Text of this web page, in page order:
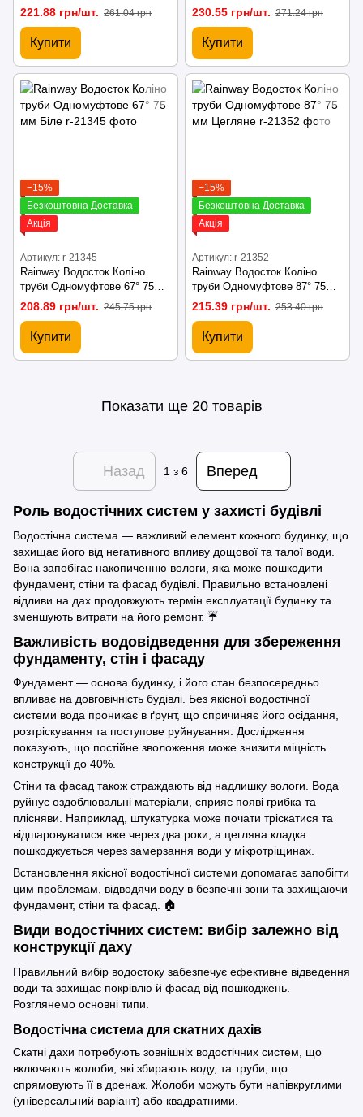
Червоне
221.88 грн/шт. 261.04 грн
Купити
Коричневе
230.55 грн/шт. 271.24 грн
Купити
−15%
Безкоштовна Доставка
Акція
Артикул: r-21345
Rainway Водосток Коліно
труби Одномуфтове 67° 75
мм Біле
208.89 грн/шт. 245.75 грн
Купити
−15%
Безкоштовна Доставка
Акція
Артикул: r-21352
Rainway Водосток Коліно
труби Одномуфтове 87° 75
мм Цегляне
215.39 грн/шт. 253.40 грн
Купити
Показати ще 20 товарів
Назад 1з 6 Вперед
Роль водостічних систем у захисті будівлі
Водостічна система — важливий елемент кожного будинку, що
захищає його від негативного впливу дощової та талої води.
Вона запобігає накопиченню вологи, яка може пошкодити
фундамент, стіни та фасад будівлі. Правильно встановлені
відливи на дах продовжують термін експлуатації будинку та
зменшують витрати на його ремонт. ☔
Важливість водовідведення для збереження
фундаменту, стін і фасаду
Фундамент — основа будинку, і його стан безпосередньо
впливає на довговічність будівлі. Без якісної водостічної
системи вода проникає в ґрунт, що спричиняє його осідання,
розтріскування та поступове руйнування. Дослідження
показують, що постійне зволоження може знизити міцність
конструкції до 40%.
Стіни та фасад також страждають від надлишку вологи. Вода
руйнує оздоблювальні матеріали, сприяє появі грибка та
плісняви. Наприклад, штукатурка може почати тріскатися та
відшаровуватися вже через два роки, а цегляна кладка
пошкоджується через замерзання води у мікротріщинах.
Встановлення якісної водостічної системи допомагає запобігти
цим проблемам, відводячи воду в безпечні зони та захищаючи
фундамент, стіни та фасад. 🏠
Види водостічних систем: вибір залежно від
конструкції даху
Правильний вибір водостоку забезпечує ефективне відведення
води та захищає покрівлю й фасад від пошкоджень.
Розглянемо основні типи.
Водостічна система для скатних дахів
Скатні дахи потребують зовнішніх водостічних систем, що
включають жолоби, які збирають воду, та труби, що
спрямовують її в дренаж. Жолоби можуть бути напівкруглими
(універсальний варіант) або квадратними.